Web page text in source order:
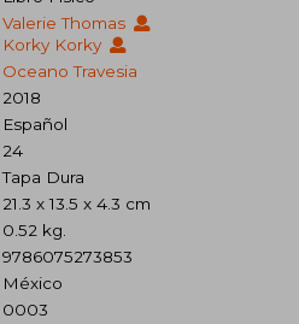
Valerie Thomas
Korky Korky
Oceano Travesia
2018
Español
24
Tapa Dura
21.3 x 13.5 x 4.3 cm
0.52 kg.
9786075273853
México
0003